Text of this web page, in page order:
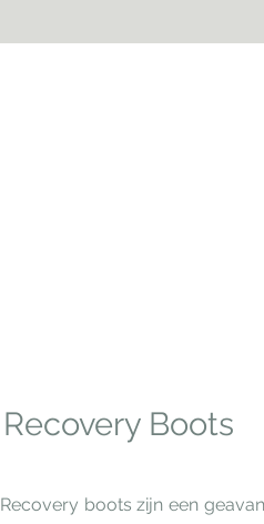
Recovery Boots
Recovery boots zijn een